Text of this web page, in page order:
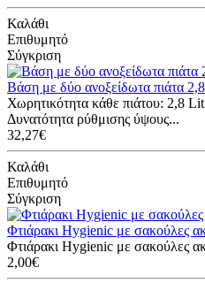
Καλάθι
Επιθυμητό
Σύγκριση
Βάση με δύο ανοξείδωτα πιάτα
Χωρητικότητα κάθε πιάτου: 2,8
Δυνατότητα ρύθμισης ύψους...
32,27€
Καλάθι
Επιθυμητό
Σύγκριση
Φτιάρακι Hygienic με σακούλες
Φτιάρακι Hygienic με σακούλες
2,00€